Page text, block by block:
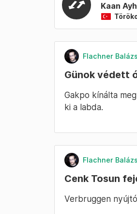
Kaan
Flachner Balázs
Günok védett
Gakpo kínálta
ki a labda.
Flachner Balázs
Cenk Tosun
Verbruggen